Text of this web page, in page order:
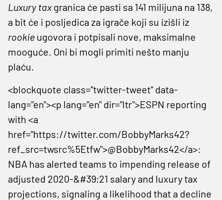
Luxury taxgranica će pasti sa 141 milijuna na 138,
a bit će i posljedica za igrače koji su izišli iz
rookie ugovora i potpisali nove, maksimalne
mooguće. Oni bi mogli primiti nešto manju
plaću.
<blockquote class="twitter-tweet" data-
lang="en"><p lang="en" dir="ltr">ESPN reporting
with <a
href="https://twitter.com/BobbyMarks42?
ref_src=twsrc%5Etfw">@BobbyMarks42</a>:
NBA has alerted teams to impending release of
adjusted 2020-&#39;21 salary and luxury tax
projections, signaling a likelihood that a decline